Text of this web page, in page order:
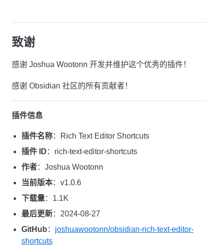
致谢
感谢 Joshua Wootonn 开发并维护这个优秀的插件！
感谢 Obsidian 社区的所有贡献者！
插件信息
插件名称：Rich Text Editor Shortcuts
插件 ID ：rich-text-editor-shortcuts
作者：Joshua Wootonn
当前版本：v1.0.6
下载量：1.1K
最后更新：2024-08-27
GitHub ： joshuawootonn/obsidian-rich-text-editor-
shortcuts